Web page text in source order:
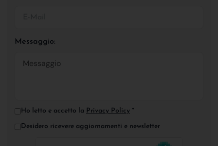
Messaggio:
Ho letto e accetto la Privacy Policy *
Desidero ricevere aggiornamenti e newsletter